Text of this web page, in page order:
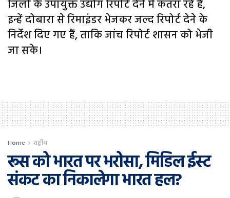
जिलों के उपायुक्त उद्योग रिपोर्ट देने में कतरा रहे हैं,
इन्हें दोबारा से रिमाइंडर भेजकर जल्द रिपोर्ट देने के
निर्देश दिए गए हैं, ताकि जांच रिपोर्ट शासन को भेजी
जा सके।
Home राष्ट्रीय
रूस को भारत पर भरोसा, मिडिल ईस्ट
संकट का निकालेगा भारत हल?